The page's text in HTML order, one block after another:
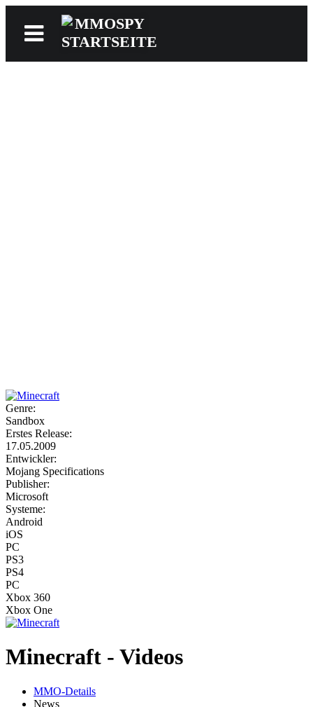
Genre:
Sandbox
Erstes Release:
17.05.2009
Entwickler:
Mojang Specifications
Publisher:
Microsoft
Systeme:
Android
iOS
PC
PS3
PS4
PC
Xbox 360
Xbox One
Minecraft - Videos
MMO-Details
News